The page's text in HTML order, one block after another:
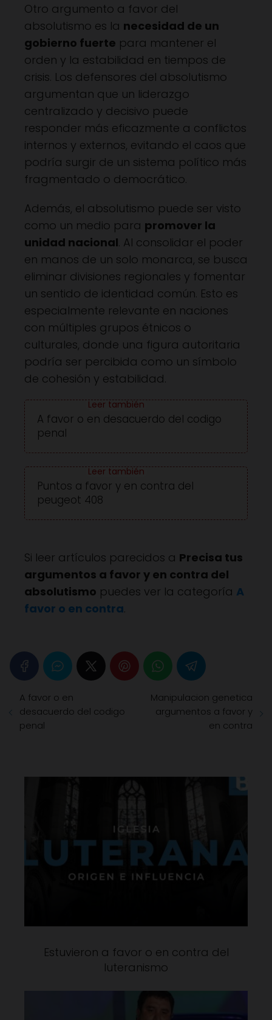
Otro argumento a favor del
absolutismo es la necesidad de un
gobierno fuerte para mantener el
orden y la estabilidad en tiempos de
crisis. Los defensores del absolutismo
argumentan que un liderazgo
centralizado y decisivo puede
responder más eficazmente a conflictos
internos y externos, evitando el caos que
podría surgir de un sistema político más
fragmentado o democrático.
Además, el absolutismo puede ser visto
como un medio para promover la
unidad nacional. Al consolidar el poder
en manos de un solo monarca, se busca
eliminar divisiones regionales y fomentar
un sentido de identidad común. Esto es
especialmente relevante en naciones
con múltiples grupos étnicos o
culturales, donde una figura autoritaria
podría ser percibida como un símbolo
de cohesión y estabilidad.
A favor o en desacuerdo del codigo
penal
Puntos a favor y en contra del
peugeot 408
Si leer artículos parecidos a Precisa tus
argumentos a favor y en contra del
absolutismo puedes ver la categoría A
favor o en contra.
A favor o en
desacuerdo del codigo
penal
Manipulacion genetica
argumentos a favor y
en contra
Estuvieron a favor o en contra del
luteranismo